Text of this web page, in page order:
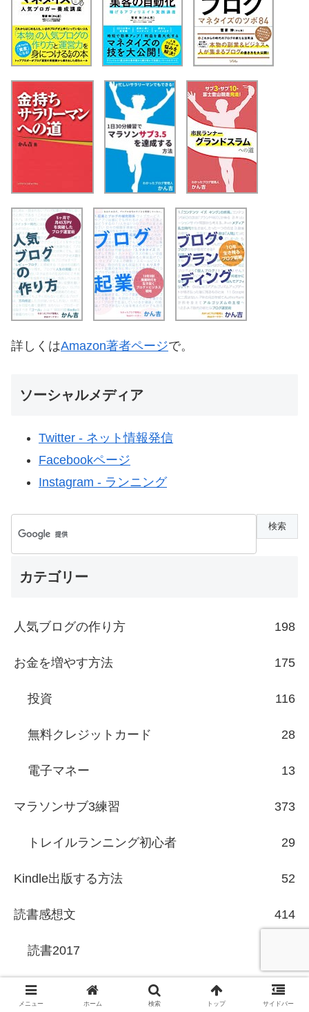
詳しくはAmazon著者ページで。
ソーシャルメディア
Twitter - ネット情報発信
Facebookページ
Instagram - ランニング
カテゴリー
人気ブログの作り方 198
お金を増やす方法 175
投資 116
無料クレジットカード 28
電子マネー 13
マラソンサブ3練習 373
トレイルランニング初心者 29
Kindle出版する方法 52
読書感想文 414
読書2017
読書2016 22
メニュー ホーム 検索 トップ サイドバー